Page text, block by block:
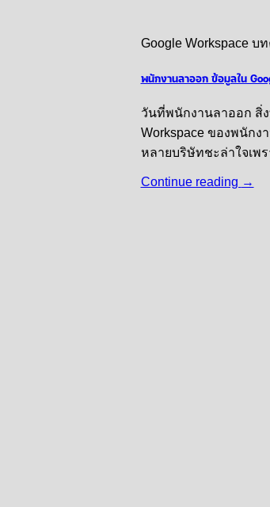
Google Workspace บ
พนักงานลาออก ข้อมูลใน
วันที่พนักงานลาออก สิ่
Workspace ของพนัก
หลายบริษัทชะล่าใจเพ
Continue reading →